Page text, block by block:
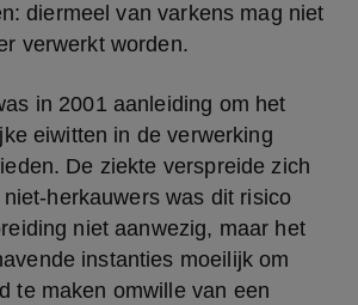
diermeel van varkens mag niet
verwerkt worden.
in 2001 aanleiding om het
eiwitten in de verwerking
De ziekte verspreide zich
herkauwers was dit risico
niet aanwezig, maar het
instanties moeilijk om
te maken omwille van een